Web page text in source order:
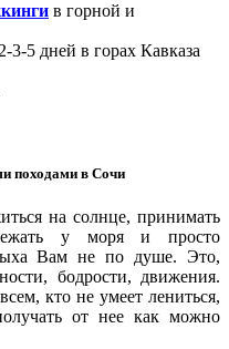
в горной и
3-5 дней в горах Кавказа
походами в Сочи
на солнце, принимать
у моря и просто
Вам не по душе. Это,
бодрости, движения.
кто не умеет лениться,
от нее как можно